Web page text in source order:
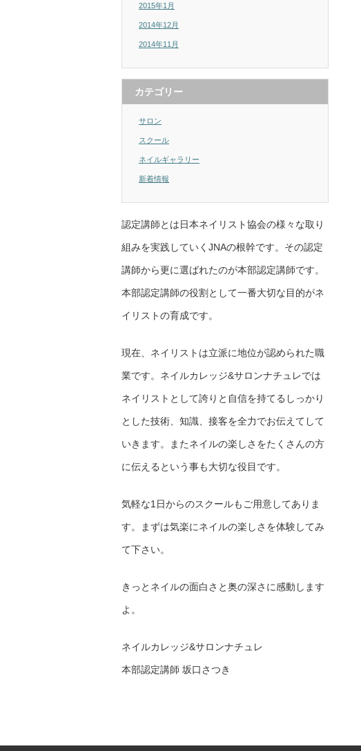
2015年1月
2014年12月
2014年11月
カテゴリー
サロン
スクール
ネイルギャラリー
新着情報
認定講師とは日本ネイリスト協会の様々な取り
組みを実践していくJNAの根幹です。その認定
講師から更に選ばれたのが本部認定講師です。
本部認定講師の役割として一番大切な目的がネ
イリストの育成です。
現在、ネイリストは立派に地位が認められた職
業です。ネイルカレッジ&サロンナチュレでは
ネイリストとして誇りと自信を持てるしっかり
とした技術、知識、接客を全力でお伝えてして
いきます。またネイルの楽しさをたくさんの方
に伝えるという事も大切な役目です。
気軽な1日からのスクールもご用意してありま
す。まずは気楽にネイルの楽しさを体験してみ
て下さい。
きっとネイルの面白さと奥の深さに感動します
よ。
ネイルカレッジ&サロンナチュレ
本部認定講師 坂口さつき